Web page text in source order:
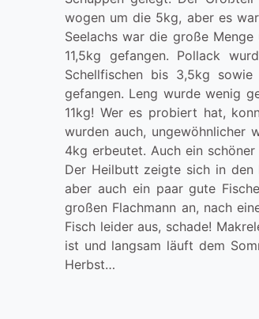
wogen um die 5kg, aber es
Seelachs war die große
11,5kg gefangen. Pollack
Schellfischen bis 3,5kg
gefangen. Leng wurde wenig
11kg! Wer es probiert hat,
wurden auch, ungewöhnlicher
4kg erbeutet. Auch ein
Der Heilbutt zeigte sich in den
aber auch ein paar gute
großen Flachmann an, nach
Fisch leider aus, schade!
ist und langsam läuft dem
Herbst…